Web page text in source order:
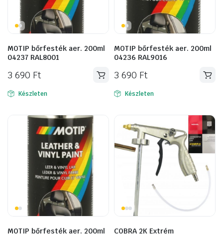
MOTIP bőrfesték aer. 200ml
04237 RAL8001
3 690 Ft
Készleten
MOTIP bőrfesték aer. 200ml
04236 RAL9016
3 690 Ft
Készleten
MOTIP bőrfesték aer. 200ml
COBRA 2K Extrém